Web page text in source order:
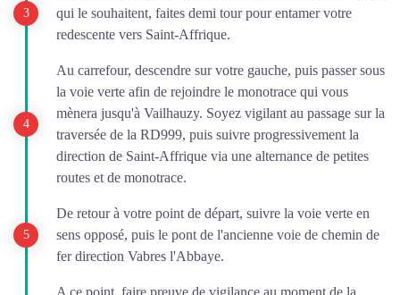
qui le souhaitent, faites demi tour pour entamer votre
redescente vers Saint-Affrique.
Au carrefour, descendre sur votre gauche, puis passer sous
la voie verte afin de rejoindre le monotrace qui vous
mènera jusqu'à Vailhauzy. Soyez vigilant au passage sur la
traversée de la RD999, puis suivre progressivement la
direction de Saint-Affrique via une alternance de petites
routes et de monotrace.
De retour à votre point de départ, suivre la voie verte en
sens opposé, puis le pont de l'ancienne voie de chemin de
fer direction Vabres l'Abbaye.
A ce point, faire preuve de vigilance au moment de la